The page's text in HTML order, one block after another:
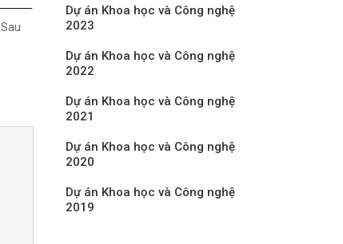
Sau
Dự án Khoa học và Công nghệ
2023
Dự án Khoa học và Công nghệ
2022
Dự án Khoa học và Công nghệ
2021
Dự án Khoa học và Công nghệ
2020
Dự án Khoa học và Công nghệ
2019